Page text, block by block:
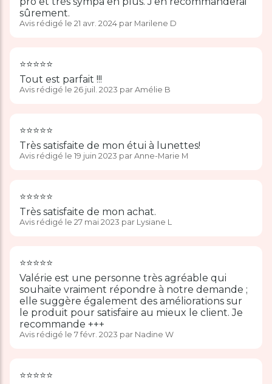
sûrement.
Avis rédigé le 21 avr. 2024 par Marilene D
⭐️⭐️⭐️⭐️⭐️
Tout est parfait !!!
Avis rédigé le 26 juil. 2023 par Amélie B
⭐️⭐️⭐️⭐️⭐️
Très satisfaite de mon étui à lunettes!
Avis rédigé le 19 juin 2023 par Anne-Marie M
⭐️⭐️⭐️⭐️⭐️
Très satisfaite de mon achat.
Avis rédigé le 27 mai 2023 par Lysiane L
⭐️⭐️⭐️⭐️⭐️
Valérie est une personne très agréable qui
souhaite vraiment répondre à notre demande ;
elle suggère également des améliorations sur
le produit pour satisfaire au mieux le client. Je
recommande +++
Avis rédigé le 7 févr. 2023 par Nadine W
⭐️⭐️⭐️⭐️⭐️